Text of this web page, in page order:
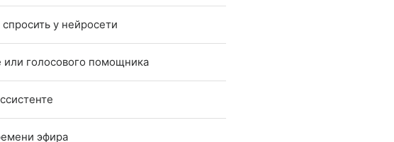
у нейросети
или голосового помощника
эфира